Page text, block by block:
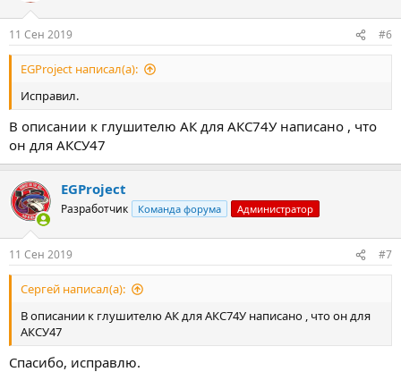
11 Сен 2019 #6
EGProject написал(а):
Исправил.
В описании к глушителю АК для АКС74У написано , что
он для АКСУ47
EGProject
Разработчик Команда форума Администратор
11 Сен 2019 #7
Сергей написал(а):
В описании к глушителю АК для АКС74У написано , что он для
АКСУ47
Спасибо, исправлю.